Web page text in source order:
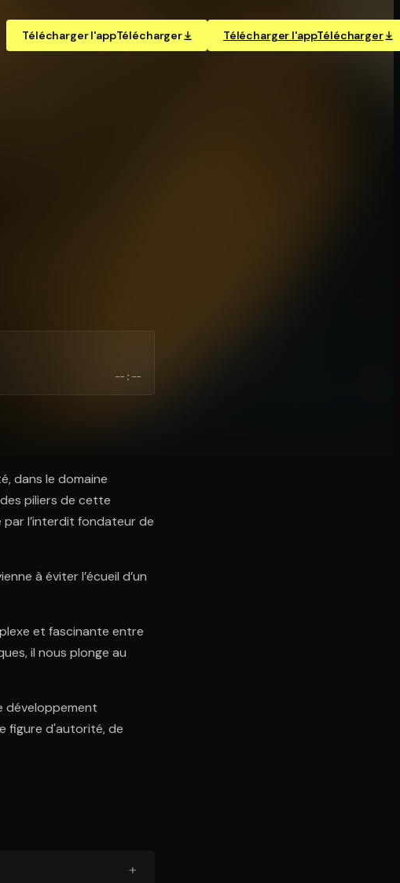
Télécharger l'appTélécharger Télécharger l'appTélécharger
--:--
dans le domaine
piliers de cette
par l’interdit fondateur de
à éviter l’écueil d’un
et fascinante entre
il nous plonge au
développement
figure d'autorité, de
+